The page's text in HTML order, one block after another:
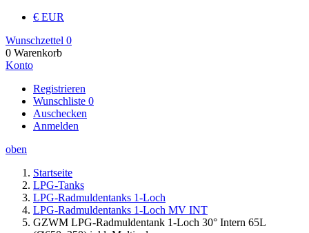
€ EUR
Wunschzettel 0
0 Warenkorb
Konto
Registrieren
Wunschliste 0
Auschecken
Anmelden
oben
Startseite
LPG-Tanks
LPG-Radmuldentanks 1-Loch
LPG-Radmuldentanks 1-Loch MV INT
GZWM LPG-Radmuldentank 1-Loch 30° Intern 65L